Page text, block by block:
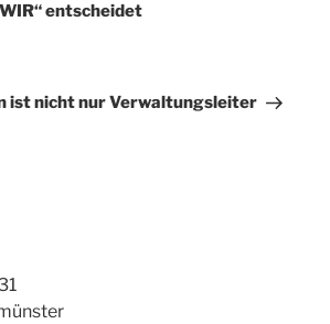
entscheidet
ist nicht nur Verwaltungsleiter